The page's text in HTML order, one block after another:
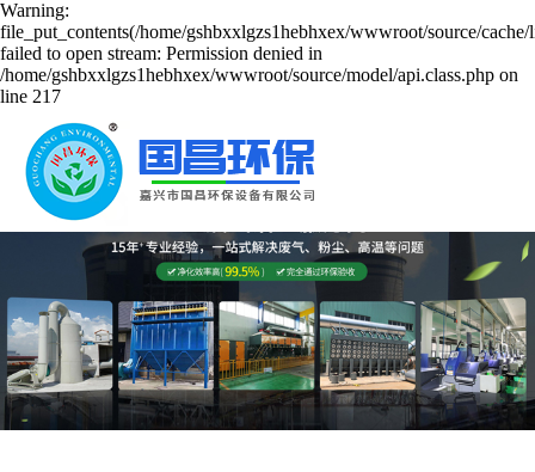
Warning:
file_put_contents(/home/gshbxxlgzs1hebhxex/wwwroot/source/cache/
failed to open stream: Permission denied in
/home/gshbxxlgzs1hebhxex/wwwroot/source/model/api.class.php on
line 217